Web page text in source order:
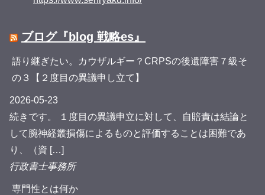
ブログ『blog 戦略es』
語り継ぎたい。カウザルギー？CRPSの後遺障害７級そ
の３【２度目の異議申し立て】
2026-05-23
続きです。 １度目の異議申立に対して、自賠責は結論と
して腕神経叢損傷によるものと評価することは困難であ
り、（資 […]
行政書士事務所
専門性とは何か